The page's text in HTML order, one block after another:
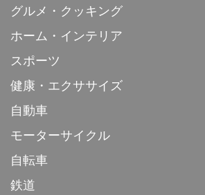
グルメ・クッキング
ホーム・インテリア
スポーツ
健康・エクササイズ
自動車
モーターサイクル
自転車
鉄道